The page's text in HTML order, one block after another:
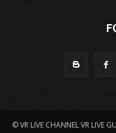
© VR LIVE CHANNEL VR LIVE